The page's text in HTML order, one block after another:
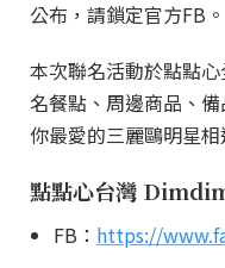
公布，請鎖定官方FB。
本次聯名活動於點點
名餐點、周邊商品、
你最愛的三麗鷗明星相
點點心台灣
FB： https://